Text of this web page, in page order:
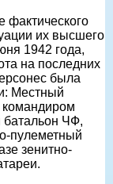
фактического
их высшего
1942 года,
на последних
была
Местный
командиром
ЧФ,
пулеметный
зенитно-